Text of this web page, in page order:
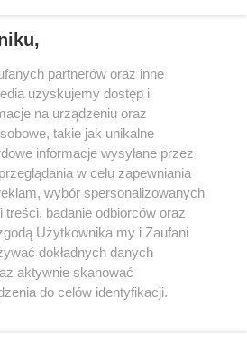
Prywatność
Praca Łódź
the:protocol
partnerów oraz inne
uzyskujemy dostęp i
na urządzeniu oraz
takie jak unikalne
informacje wysyłane przez
w celu zapewniania
wybór spersonalizowanych
badanie odbiorców oraz
Użytkownika my i Zaufani
dokładnych danych
aktywnie skanować
do celów identyfikacji.